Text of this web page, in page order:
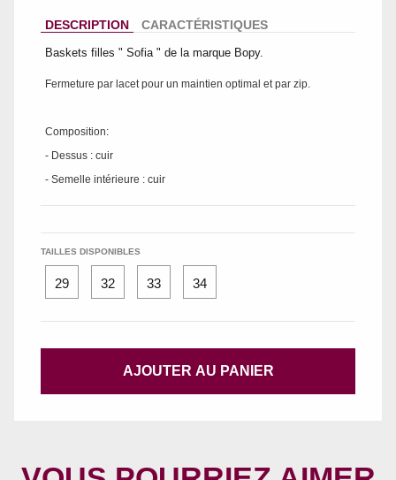
DESCRIPTION CARACTÉRISTIQUES
Baskets filles " Sofia " de la marque Bopy.
Fermeture par lacet pour un maintien optimal et par zip.
Composition:
- Dessus : cuir
- Semelle intérieure : cuir
TAILLES DISPONIBLES
29 32 33 34
AJOUTER AU PANIER